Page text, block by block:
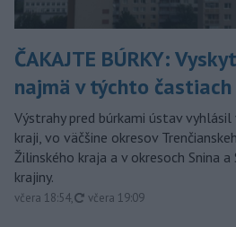
ČAKAJTE BÚRKY:
najmä v týchto častiach
Výstrahy pred búrkami ústav
kraji, vo väčšine okresov
Žilinského kraja a v okresoch Snina a
krajiny.
včera 18:54, aktualizované
včera 19:09